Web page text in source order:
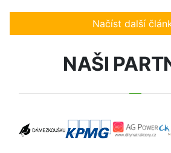
Načíst další
NAŠI